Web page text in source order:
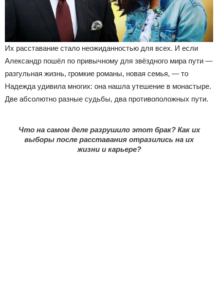
Их расставание стало неожиданностью для всех. И если
Александр пошёл по привычному для звёздного мира пути —
разгульная жизнь, громкие романы, новая семья, — то
Надежда удивила многих: она нашла утешение в монастыре.
Две абсолютно разные судьбы, два противоположных пути.
Что на самом деле разрушило этот брак? Как их
выборы после расставания отразились на их
жизни и карьере?